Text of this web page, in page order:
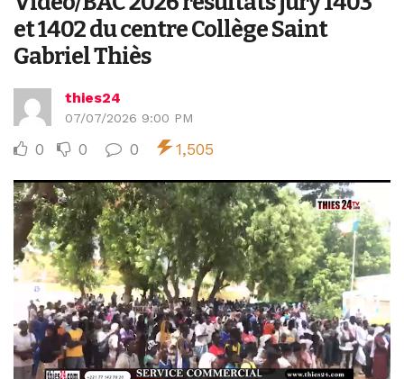
et 1402 du centre Collège Saint
Gabriel Thiès
thies24
07/07/2026 9:00 PM
0 0 0 1,505